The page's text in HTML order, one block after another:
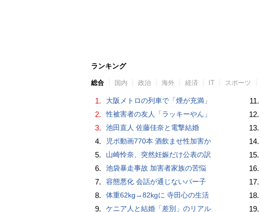
ランキング
総合 国内 政治 海外 経済 IT スポーツ
1. 大阪メトロの列車で「煙が充満」
2. 性被害者の友人「ラッキーやん」
3. 池田直人 佐藤佳奈と電撃結婚
4. 児ポ動画770本 酒飲ませ性加害か
5. 山崎怜奈、突然妊娠だけ公表の訳
6. 池袋暴走事故 加害者家族の苦悩
7. 容態悪化 会話が通じないパー子
8. 体重62kg→82kgに 寺田心の生活
9. ケニア人と結婚「差別」のリアル
11.
12.
13.
14.
15.
16.
17.
18.
19.